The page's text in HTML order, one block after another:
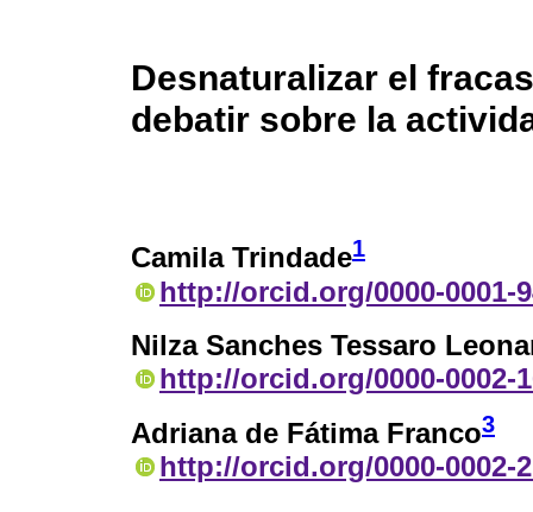
Desnaturalizar el
debatir sobre la
Camila Trindade1
http://orcid.org/0000-0001-
Nilza Sanches Tessaro
http://orcid.org/0000-0002-
Adriana de Fátima Franco3
http://orcid.org/0000-0002-